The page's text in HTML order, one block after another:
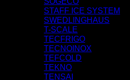
STAFF ICE SYSTEM
SWEDLINGHAUS
T-SCALE
TECFRIGO
TECNOINOX
TEFCOLD
TEKNO
TENSAI